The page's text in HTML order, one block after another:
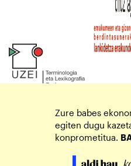
Zure babes
egiten dugu
konprometitua.